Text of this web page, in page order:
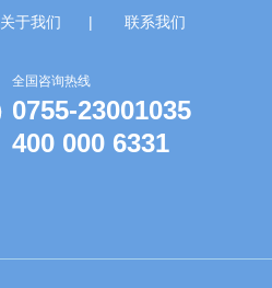
关于我们 | 联系我们
全国咨询热线
0755-23001035
400 000 6331